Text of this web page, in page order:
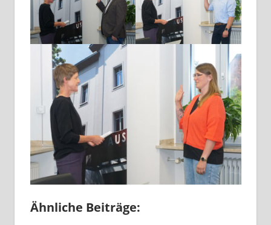
Ähnliche Beiträge: